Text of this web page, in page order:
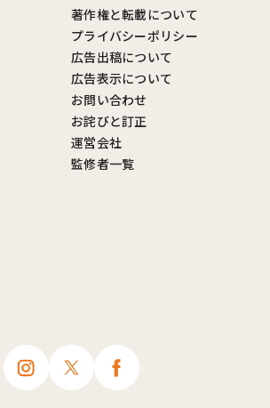
著作権と転載について
プライバシーポリシー
広告出稿について
広告表示について
お問い合わせ
お詫びと訂正
運営会社
監修者一覧